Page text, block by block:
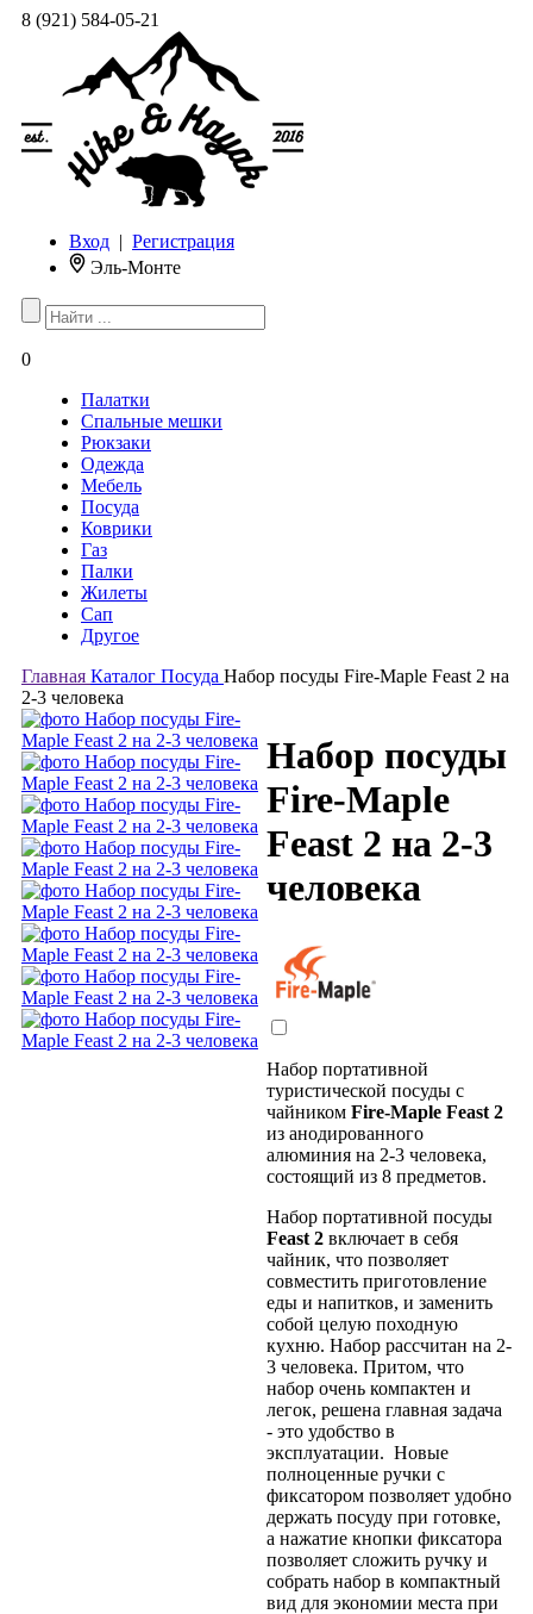
8 (921) 584-05-21
Вход | Регистрация
Эль-Монте
0
Палатки
Спальные мешки
Рюкзаки
Одежда
Мебель
Посуда
Коврики
Газ
Палки
Жилеты
Сап
Другое
Главная Каталог Посуда Набор посуды Fire-Maple Feast 2 на
2-3 человека
Набор посуды
Fire-Maple
Feast 2 на 2-3
человека
Набор портативной
туристической посуды с
чайником Fire-Maple Feast 2
из анодированного
алюминия на 2-3 человека,
состоящий из 8 предметов.
Набор портативной посуды
Feast 2 включает в себя
чайник, что позволяет
совместить приготовление
еды и напитков, и заменить
собой целую походную
кухню. Набор рассчитан на 2-
3 человека. Притом, что
набор очень компактен и
легок, решена главная задача
- это удобство в
эксплуатации. Новые
полноценные ручки с
фиксатором позволяет удобно
держать посуду при готовке,
а нажатие кнопки фиксатора
позволяет сложить ручку и
собрать набор в компактный
вид для экономии места при